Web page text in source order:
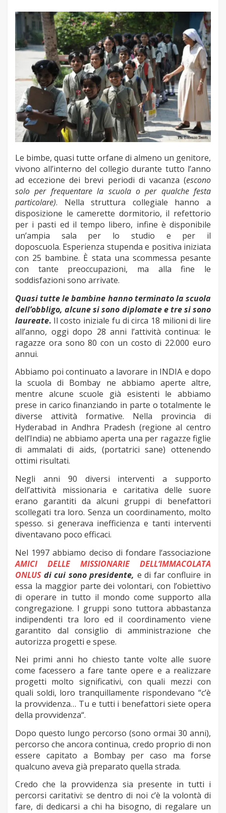
Le bimbe, quasi tutte orfane di almeno un genitore,
vivono all’interno del collegio durante tutto l’anno
ad eccezione dei brevi periodi di vacanza (escono
solo per frequentare la scuola o per qualche festa
particolare). Nella struttura collegiale hanno a
disposizione le camerette dormitorio, il refettorio
per i pasti ed il tempo libero, infine è disponibile
un’ampia sala per lo studio e per il
doposcuola. Esperienza stupenda e positiva iniziata
con 25 bambine. È stata una scommessa pesante
con tante preoccupazioni, ma alla fine le
soddisfazioni sono arrivate.
Quasi tutte le bambine hanno terminato la scuola
dell’obbligo, alcune si sono diplomate e tre si sono
laureate. Il costo iniziale fu di circa 18 milioni di lire
all’anno, oggi dopo 28 anni l’attività continua: le
ragazze ora sono 80 con un costo di 22.000 euro
annui.
Abbiamo poi continuato a lavorare in INDIA e dopo
la scuola di Bombay ne abbiamo aperte altre,
mentre alcune scuole già esistenti le abbiamo
prese in carico finanziando in parte o totalmente le
diverse attività formative. Nella provincia di
Hyderabad in Andhra Pradesh (regione al centro
dell’India) ne abbiamo aperta una per ragazze figlie
di ammalati di aids, (portatrici sane) ottenendo
ottimi risultati.
Negli anni 90 diversi interventi a supporto
dell’attività missionaria e caritativa delle suore
erano garantiti da alcuni gruppi di benefattori
scollegati tra loro. Senza un coordinamento, molto
spesso. si generava inefficienza e tanti interventi
diventavano poco efficaci.
Nel 1997 abbiamo deciso di fondare l‘associazione
AMICI DELLE MISSIONARIE DELL‘IMMACOLATA
ONLUS di cui sono presidente, e di far confluire in
essa la maggior parte dei volontari, con l’obiettivo
di operare in tutto il mondo come supporto alla
congregazione. I gruppi sono tuttora abbastanza
indipendenti tra loro ed il coordinamento viene
garantito dal consiglio di amministrazione che
autorizza progetti e spese.
Nei primi anni ho chiesto tante volte alle suore
come facessero a fare tante opere e a realizzare
progetti molto significativi, con quali mezzi con
quali soldi, loro tranquillamente rispondevano “c’è
la provvidenza… Tu e tutti i benefattori siete opera
della provvidenza“.
Dopo questo lungo percorso (sono ormai 30 anni),
percorso che ancora continua, credo proprio di non
essere capitato a Bombay per caso ma forse
qualcuno aveva già preparato quella strada.
Credo che la provvidenza sia presente in tutti i
percorsi caritativi: se dentro di noi c’è la volontà di
fare, di dedicarsi a chi ha bisogno, di regalare un